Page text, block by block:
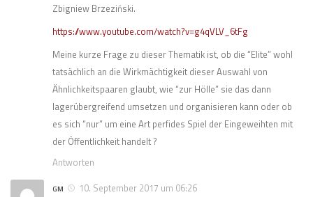
Zbigniew Brzeziński.
https://www.youtube.com/watch?v=g4qVLV_6tFg
Meine kurze Frage zu dieser Thematik ist, ob die “Elite” wohl
tatsächlich an die Wirkmächtigkeit dieser Auswahl von
Ähnlichkeitspaaren glaubt, wie “zur Hölle” sie das dann
lagerübergreifend umsetzen und organisieren kann oder ob
es sich “nur” um eine Art perfides Spiel der Eingeweihten mit
der Öffentlichkeit handelt ?
Antworten
GM
10. September 2017 um 06:26